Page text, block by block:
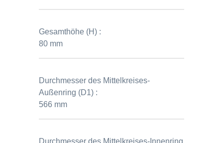
Gesamthöhe (H) :
80 mm
Durchmesser des Mittelkreises-
Außenring (D1) :
566 mm